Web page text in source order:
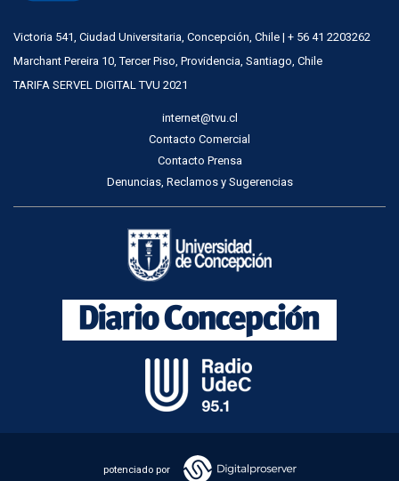
Victoria 541, Ciudad Universitaria, Concepción, Chile | + 56 41 2203262
Marchant Pereira 10, Tercer Piso, Providencia, Santiago, Chile
TARIFA SERVEL DIGITAL TVU 2021
internet@tvu.cl
Contacto Comercial
Contacto Prensa
Denuncias, Reclamos y Sugerencias
potenciado por